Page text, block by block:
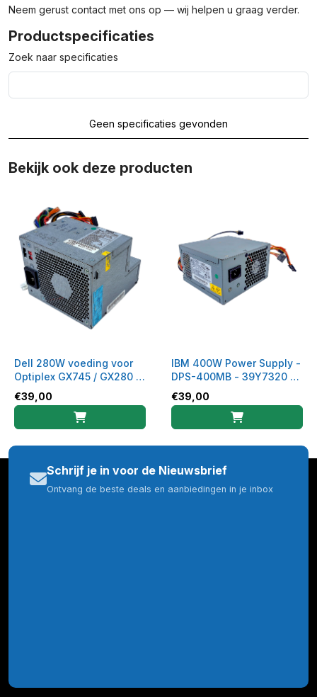
Neem gerust contact met ons op — wij helpen u graag verder.
Productspecificaties
Zoek naar specificaties
Geen specificaties gevonden
Bekijk ook deze producten
Dell 280W voeding voor
Optiplex GX745 / GX280 /
GX620 - H280P-00
€39,00
IBM 400W Power Supply -
DPS-400MB - 39Y7320 -
39Y7321
€39,00
Schrijf je in voor de Nieuwsbrief
Ontvang de beste deals en aanbiedingen in je inbox